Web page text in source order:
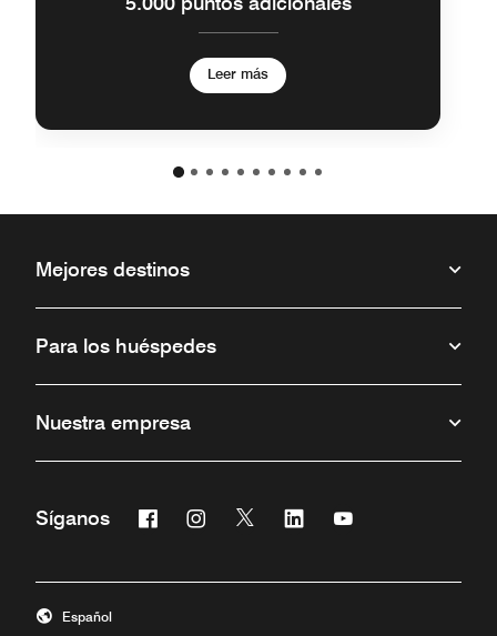
Leer más
Mejores destinos
Para los huéspedes
Nuestra empresa
Síganos Facebook
Abre una ventana nueva
Instagram
Abre una ventana nueva
Twitter
Abre una ventana nueva
Linkedin
Abre una ventana nueva
Abre una ventana
Español